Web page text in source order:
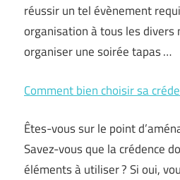
réussir un tel évènement
organisation à tous les divers
organiser une soirée tapas …
Comment bien choisir sa
Êtes-vous sur le point
Savez-vous que la crédence
éléments à utiliser ? Si oui,